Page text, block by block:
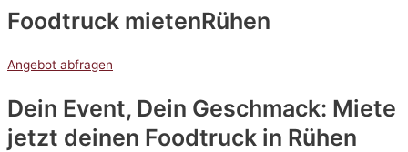
Foodtruck mietenRühen
Angebot abfragen
Dein Event, Dein Geschmack: Miete
jetzt deinen Foodtruck in Rühen